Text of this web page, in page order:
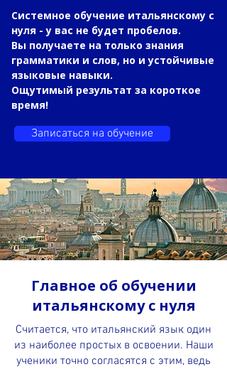
Системное обучение итальянскому с
нуля - у вас не будет пробелов.
Вы получаете на только знания
грамматики и слов, но и устойчивые
языковые навыки.
Ощутимый результат за короткое
время!
Записаться на обучение
Главное об обучении
итальянскому с нуля
Считается, что итальянский язык один
из наиболее простых в освоении. Наши
ученики точно согласятся с этим, ведь